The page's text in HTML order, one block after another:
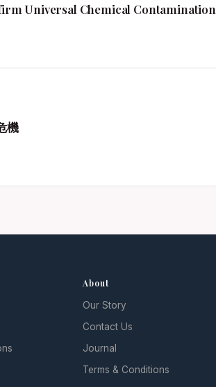
Universal Chemical Contamination
機
About
Our Story
Contact Us
Journal
Terms & Conditions